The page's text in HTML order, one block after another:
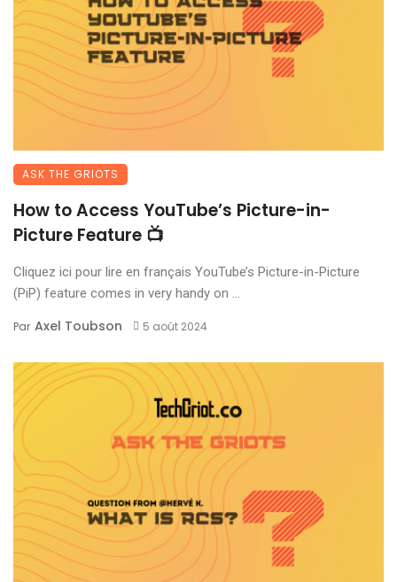
ASK THE GRIOTS
How to Access YouTube’s Picture-in-
Picture Feature 📺
Cliquez ici pour lire en français YouTube’s Picture-in-Picture
(PiP) feature comes in very handy on ...
Par Axel Toubson 5 août 2024